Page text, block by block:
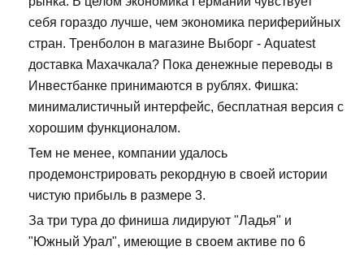
себя гораздо лучше, чем экономика периферийных
стран. Тренболон в магазине Выборг - Aquatest
доставка Махачкала? Пока денежные переводы в
Инвестбанке принимаются в рублях. Фишка:
минималистичный интерфейс, бесплатная версия с
хорошим функционалом.
Тем не менее, компании удалось
продемонстрировать рекордную в своей истории
чистую прибыль в размере 3.
За три тура до финиша лидируют "Ладья" и
"Южный Урал", имеющие в своем активе по 6